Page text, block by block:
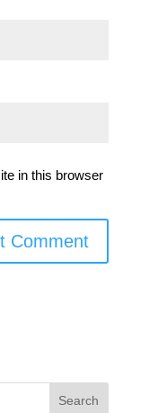
in this browser